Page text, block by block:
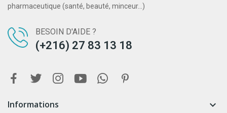
pharmaceutique (santé, beauté, minceur...)
BESOIN D'AIDE ?
(+216) 27 83 13 18
Informations 